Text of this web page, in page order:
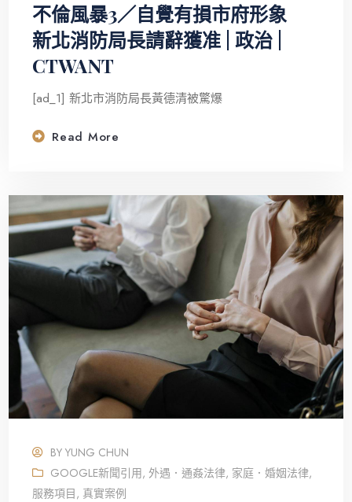
不倫風暴3／自覺有損市府形象
新北消防局長請辭獲准 | 政治 |
CTWANT
[ad_1] 新北市消防局長黃德清被驚爆
Read More
BYYUNG CHUN
GOOGLE新聞引用, 外遇．通姦法律, 家庭．婚姻法律,
服務項目, 真實案例